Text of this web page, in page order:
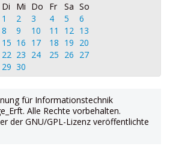
Di Mi Do Fr Sa So
1
2 3 4 5
6
8 9 10 11 12 13
15 16 17 18 19 20
22 23 24 25 26 27
29 30
für Informationstechnik
Alle Rechte vorbehalten.
derGNU/GPL-Lizenz veröffentlichte